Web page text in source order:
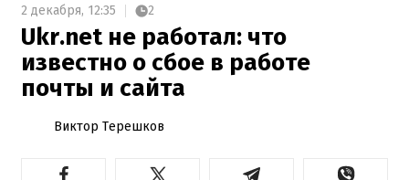
2 декабря, 12:35 2
Ukr.net не работал: что
известно о сбое в работе
почты и сайта
Виктор Терешков